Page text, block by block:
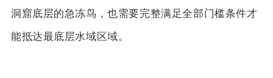
洞窟底层的急冻鸟，也需要完整满足全部门槛条件才
能抵达最底层水域区域。